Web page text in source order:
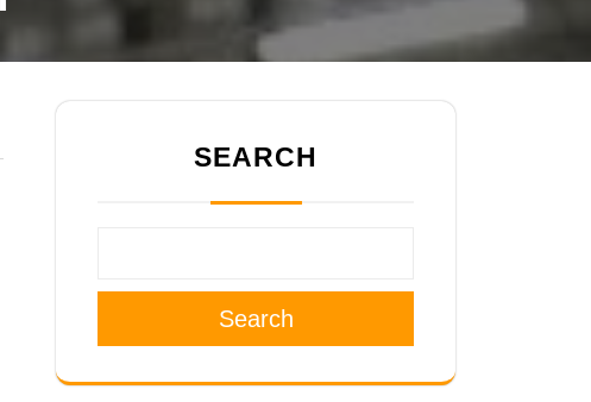
SEARCH
Search